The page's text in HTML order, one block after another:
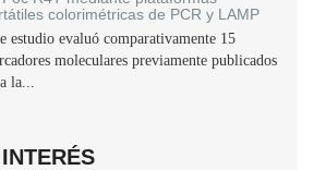
colorimétricas de PCR y LAMP
estudio evaluó comparativamente 15
moleculares previamente publicados
la...